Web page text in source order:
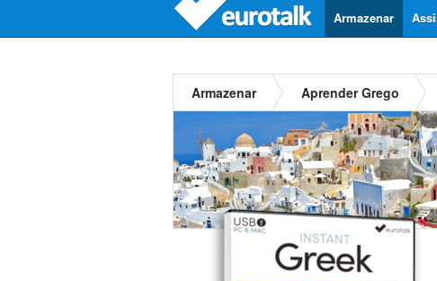
Armazenar
Armazenar Aprender Grego